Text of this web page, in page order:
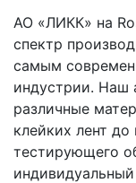
АО «ЛИКК» на
спектр
самым
индустрии. Наш
различные
клейких лент до
тестирующего